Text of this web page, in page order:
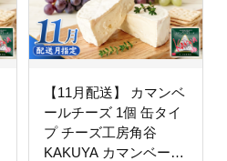
【11月配送】 カマンベ
ールチーズ 1個 缶タイ
プ チーズ工房角谷
KAKUYA カマンベール